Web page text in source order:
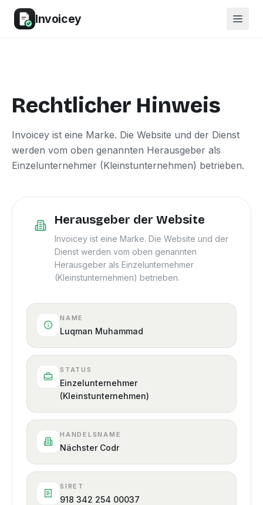
Invoicey
Rechtlicher Hinweis
Invoicey ist eine Marke. Die Website und der Dienst
werden vom oben genannten Herausgeber als
Einzelunternehmer (Kleinstunternehmen) betrieben.
Herausgeber der Website
Invoicey ist eine Marke. Die Website und der
Dienst werden vom oben genannten
Herausgeber als Einzelunternehmer
(Kleinstunternehmen) betrieben.
NAME
Luqman Muhammad
STATUS
Einzelunternehmer
(Kleinstunternehmen)
HANDELSNAME
Nächster Codr
SIRET
918 342 254 00037